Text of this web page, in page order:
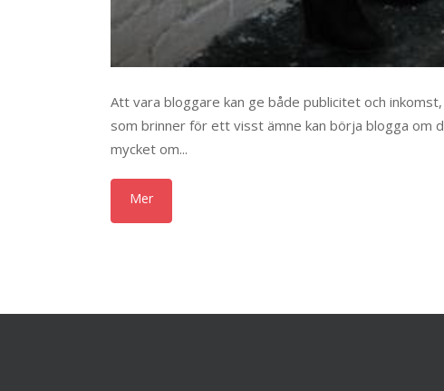
Att vara bloggare kan ge både publicitet och
som brinner för ett visst ämne kan börja blogga
mycket om...